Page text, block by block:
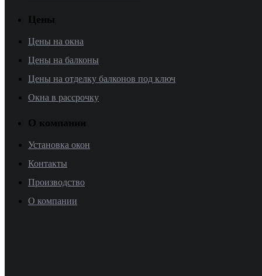
Цены
Цены на окна
Цены на балконы
Цены на отделку балконов под ключ
Окна в рассрочку
О компании
Установка окон
Контакты
Производство
О компании